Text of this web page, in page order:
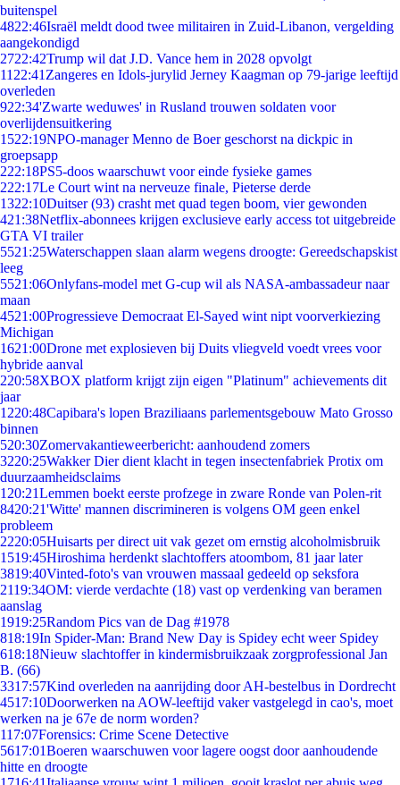
buitenspel
4822:46Israël meldt dood twee militairen in Zuid-Libanon, vergelding
aangekondigd
2722:42Trump wil dat J.D. Vance hem in 2028 opvolgt
11 22:41 Zangeres en Idols-jurylid Jerney Kaagman op 79-jarige leeftijd
overleden
922:34'Zwarte weduwes' in Rusland trouwen soldaten voor
overlijdensuitkering
1522:19NPO-manager Menno de Boer geschorst na dickpic in
groepsapp
222:18PS5-doos waarschuwt voor einde fysieke games
222:17Le Court wint na nerveuze finale, Pieterse derde
1322:10Duitser (93) crasht met quad tegen boom, vier gewonden
421:38Netflix-abonnees krijgen exclusieve early access tot uitgebreide
GTA VI trailer
5521:25Waterschappen slaan alarm wegens droogte: Gereedschapskist
leeg
5521:06Onlyfans-model met G-cup wil als NASA-ambassadeur naar
maan
4521:00Progressieve Democraat El-Sayed wint nipt voorverkiezing
Michigan
1621:00Drone met explosieven bij Duits vliegveld voedt vrees voor
hybride aanval
220:58XBOX platform krijgt zijn eigen "Platinum" achievements dit
jaar
1220:48Capibara's lopen Braziliaans parlementsgebouw Mato Grosso
binnen
520:30Zomervakantieweerbericht: aanhoudend zomers
3220:25Wakker Dier dient klacht in tegen insectenfabriek Protix om
duurzaamheidsclaims
1 20:21Lemmen boekt eerste profzege in zware Ronde van Polen-rit
8420:21'Witte' mannen discrimineren is volgens OM geen enkel
probleem
2220:05Huisarts per direct uit vak gezet om ernstig alcoholmisbruik
1519:45Hiroshima herdenkt slachtoffers atoombom, 81 jaar later
3819:40Vinted-foto's van vrouwen massaal gedeeld op seksfora
2119:34OM: vierde verdachte (18) vast op verdenking van beramen
aanslag
1919:25Random Pics van de Dag #1978
818:19In Spider-Man: Brand New Day is Spidey echt weer Spidey
618:18Nieuw slachtoffer in kindermisbruikzaak zorgprofessional Jan
B. (66)
3317:57Kind overleden na aanrijding door AH-bestelbus in Dordrecht
4517:10Doorwerken na AOW-leeftijd vaker vastgelegd in cao's, moet
werken na je 67e de norm worden?
117:07Forensics: Crime Scene Detective
5617:01Boeren waarschuwen voor lagere oogst door aanhoudende
hitte en droogte